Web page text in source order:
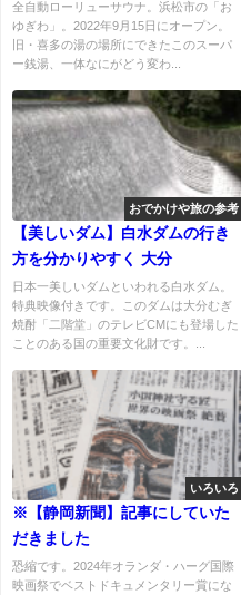
全自動ローリューサウナ。浜松市の「お
ゆぎわ」。2022年9月15日にオープン。
旧・喜多の湯の場所にできたこのスーパ
ー銭湯、一体なにがどう変わ...
おでかけや旅の参考
【美しいダム】白水ダムの行き
方を分かりやすく 大分
日本一美しいダムといわれる白水ダム。
特典映像付きです。このダムは大分むぎ
焼酎「二階堂」のテレビCMにも登場した
ことのある国の重要文化財です。...
いろいろ
※【静岡新聞】記事にしていた
だきました
恐縮です。2024年オランダ・ハーグ国際
映画祭でベストドキュメンタリー賞にな